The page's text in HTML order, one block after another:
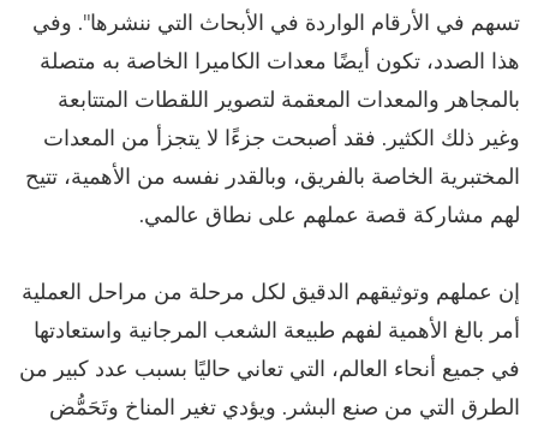
تسهم في الأرقام الواردة في الأبحاث التي ننشرها". وفي
هذا الصدد، تكون أيضًا معدات الكاميرا الخاصة به متصلة
بالمجاهر والمعدات المعقمة لتصوير اللقطات المتتابعة
وغير ذلك الكثير. فقد أصبحت جزءًا لا يتجزأ من المعدات
المختبرية الخاصة بالفريق، وبالقدر نفسه من الأهمية، تتيح
لهم مشاركة قصة عملهم على نطاق عالمي.
إن عملهم وتوثيقهم الدقيق لكل مرحلة من مراحل العملية
أمر بالغ الأهمية لفهم طبيعة الشعب المرجانية واستعادتها
في جميع أنحاء العالم، التي تعاني حاليًا بسبب عدد كبير من
الطرق التي من صنع البشر. ويؤدي تغير المناخ وتَحَمُّض